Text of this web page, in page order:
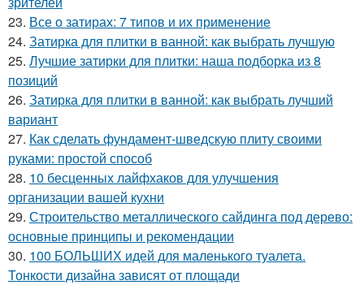
23. Все о затирах: 7 типов и их применение
24. Затирка для плитки в ванной: как выбрать лучшую
25. Лучшие затирки для плитки: наша подборка из 8
позиций
26. Затирка для плитки в ванной: как выбрать лучший
вариант
27. Как сделать фундамент-шведскую плиту своими
руками: простой способ
28. 10 бесценных лайфхаков для улучшения
организации вашей кухни
29. Строительство металлического сайдинга под дерево:
основные принципы и рекомендации
30. 100 БОЛЬШИХ идей для маленького туалета.
Тонкости дизайна зависят от площади